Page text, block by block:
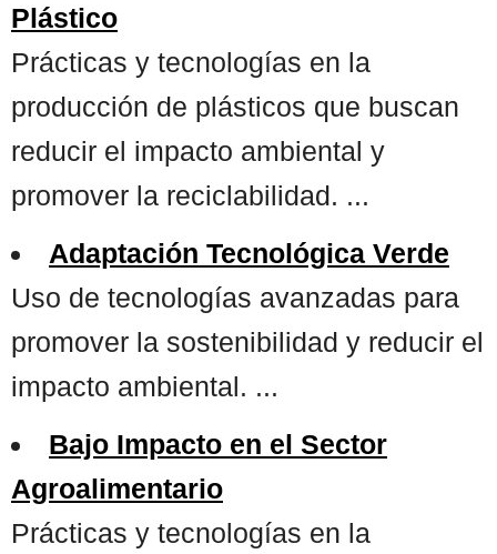
Plástico
Prácticas y tecnologías en la
producción de plásticos que buscan
reducir el impacto ambiental y
promover la reciclabilidad. ...
Adaptación Tecnológica Verde
Uso de tecnologías avanzadas para
promover la sostenibilidad y reducir el
impacto ambiental. ...
Bajo Impacto en el Sector
Agroalimentario
Prácticas y tecnologías en la